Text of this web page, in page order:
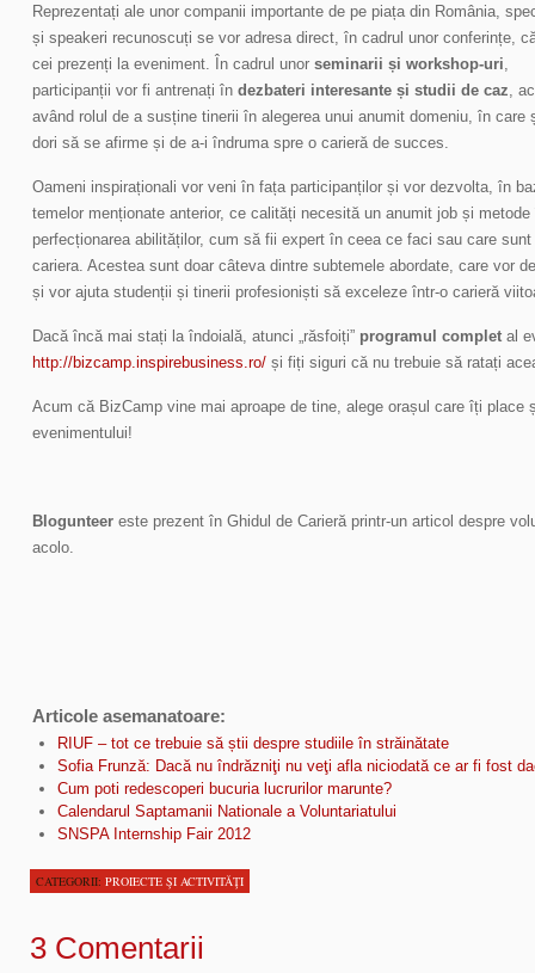
Reprezentați ale unor companii importante de pe piața din România,
și speakeri recunoscuți se vor adresa direct, în cadrul unor conferințe,
cei prezenți la eveniment. În cadrul unor seminarii și workshop-uri,
participanții vor fi antrenați în dezbateri interesante și studii de caz,
având rolul de a susține tinerii în alegerea unui anumit domeniu, în care
dori să se afirme și de a-i îndruma spre o carieră de succes.
Oameni inspiraționali vor veni în fața participanților și vor dezvolta, în
temelor menționate anterior, ce calități necesită un anumit job și metode
perfecționarea abilităților, cum să fii expert în ceea ce faci sau care
cariera. Acestea sunt doar câteva dintre subtemele abordate, care vor
și vor ajuta studenții și tinerii profesioniști să exceleze într-o carieră
Dacă încă mai stați la îndoială, atunci „răsfoiți” programul complet al
http://bizcamp.inspirebusiness.ro/ și fiți siguri că nu trebuie să ratați
Acum că BizCamp vine mai aproape de tine, alege orașul care îți place
evenimentului!
Blogunteer este prezent în Ghidul de Carieră printr-un articol despre
acolo.
Articole asemanatoare:
RIUF – tot ce trebuie să știi despre studiile în străinătate
Sofia Frunză: Dacă nu îndrăzniţi nu veţi afla niciodată ce ar fi fost
Cum poti redescoperi bucuria lucrurilor marunte?
Calendarul Saptamanii Nationale a Voluntariatului
SNSPA Internship Fair 2012
CATEGORII: PROIECTE ŞI ACTIVITĂŢI
3 Comentarii